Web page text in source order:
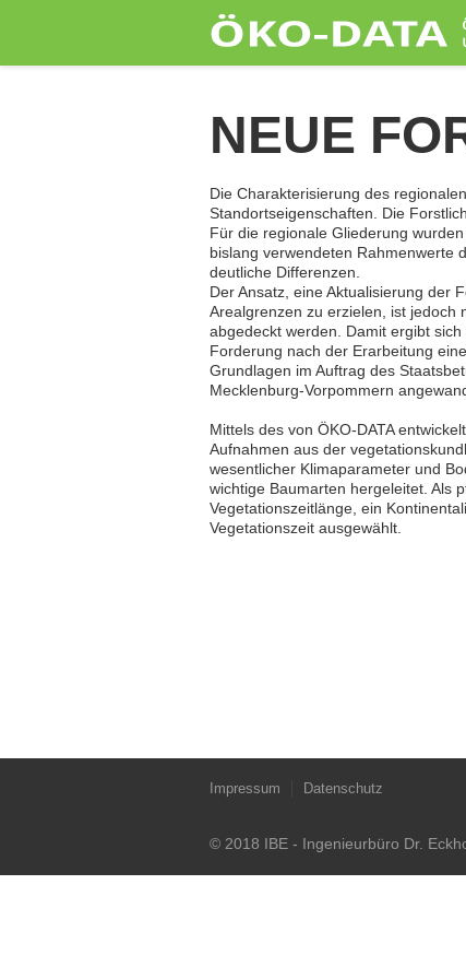
NEUE
Die Charakterisierung des
Standortseigenschaften. Die
Für die regionale Gliederung
bislang verwendeten Rahmenwerte
deutliche Differenzen.
Der Ansatz, eine Aktualisierung der
Arealgrenzen zu erzielen, ist jedoch
abgedeckt werden. Damit ergibt
Forderung nach der Erarbeitung
Grundlagen im Auftrag des
Mecklenburg-Vorpommern
Mittels des von ÖKO-DATA
Aufnahmen aus der
wesentlicher Klimaparameter und
wichtige Baumarten hergeleitet. Als
Vegetationszeitlänge, ein
Vegetationszeit ausgewählt.
Impressum Datenschutz
© 2018 IBE - Ingenieurbüro Dr.